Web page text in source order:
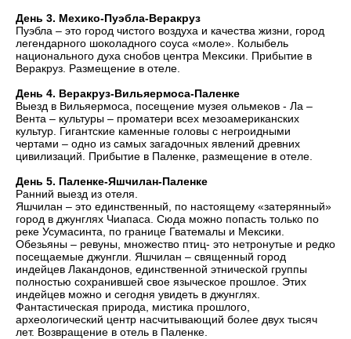
День 3. Мехико-Пуэбла-Веракруз
Пуэбла – это город чистого воздуха и качества жизни, город
легендарного шоколадного соуса «моле». Колыбель
национального духа снобов центра Мексики. Прибытие в
Веракруз. Размещение в отеле.
День 4. Веракруз-Вильяермоса-Паленке
Выезд в Вильяермоса, посещение музея ольмеков - Ла –
Вента – культуры – проматери всех мезоамериканских
культур. Гигантские каменные головы с негроидными
чертами – одно из самых загадочных явлений древних
цивилизаций. Прибытие в Паленке, размещение в отеле.
День 5. Паленке-Яшчилан-Паленке
Ранний выезд из отеля.
Яшчилан – это единственный, по настоящему «затерянный»
город в джунглях Чиапаса. Сюда можно попасть только по
реке Усумасинта, по границе Гватемалы и Мексики.
Обезьяны – ревуны, множество птиц- это нетронутые и редко
посещаемые джунгли. Яшчилан – священный город
индейцев Лакандонов, единственной этнической группы
полностью сохранившей свое языческое прошлое. Этих
индейцев можно и сегодня увидеть в джунглях.
Фантастическая природа, мистика прошлого,
археологический центр насчитывающий более двух тысяч
лет. Возвращение в отель в Паленке.